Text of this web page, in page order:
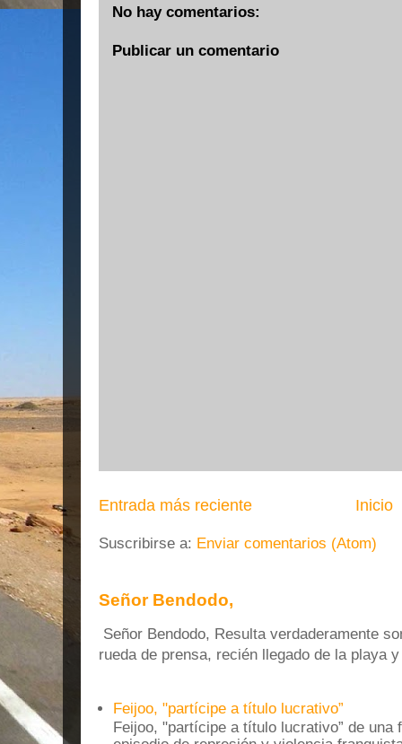
No hay comentarios:
Publicar un comentario
Entrada más reciente Inicio
Suscribirse a: Enviar comentarios (Atom)
Señor Bendodo,
Señor Bendodo, Resulta verdaderamente
rueda de prensa, recién llegado de la playa
Feijoo, "partícipe a título lucrativo”
Feijoo, "partícipe a título lucrativo” de una